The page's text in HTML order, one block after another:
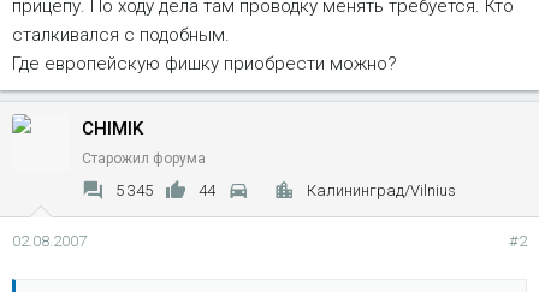
прицепу. По ходу дела там проводку менять требуется. Кто
сталкивался с подобным.
Где европейскую фишку приобрести можно?
CHIMIK
Старожил форума
5 345 44 Калининград/Vilnius
02.08.2007 #2